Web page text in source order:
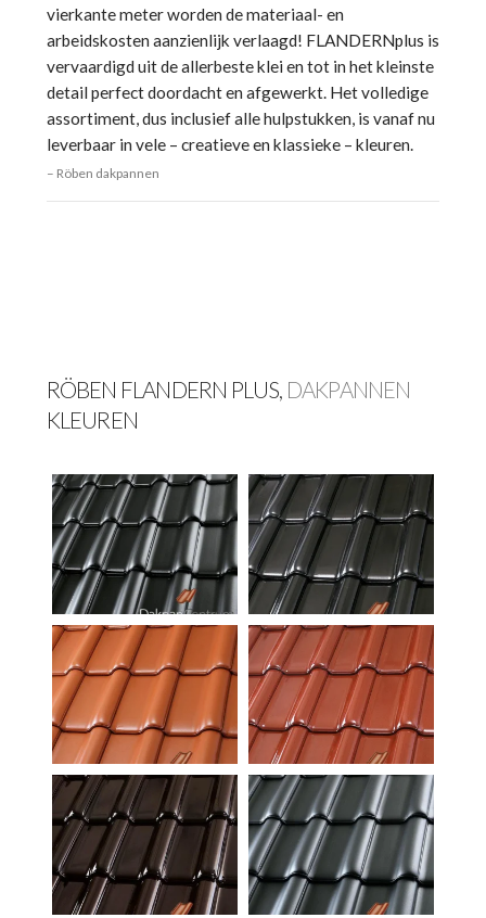
vierkante meter worden de materiaal- en
arbeidskosten aanzienlijk verlaagd! FLANDERNplus is
vervaardigd uit de allerbeste klei en tot in het kleinste
detail perfect doordacht en afgewerkt. Het volledige
assortiment, dus inclusief alle hulpstukken, is vanaf nu
leverbaar in vele – creatieve en klassieke – kleuren.
Röben dakpannen
RÖBEN FLANDERN PLUS, DAKPANNEN
KLEUREN